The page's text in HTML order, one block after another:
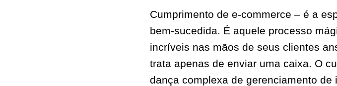
Cumprimento de e-commerce – é a
bem-sucedida. É aquele processo
incríveis nas mãos de seus clientes
trata apenas de enviar uma caixa. O
dança complexa de gerenciamento